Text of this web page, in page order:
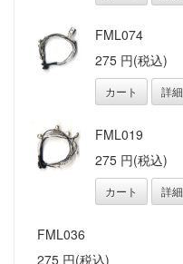
FML074
275 円(税込)
カート 詳細
FML019
275 円(税込)
カート 詳細
FML036
275 円(税込)